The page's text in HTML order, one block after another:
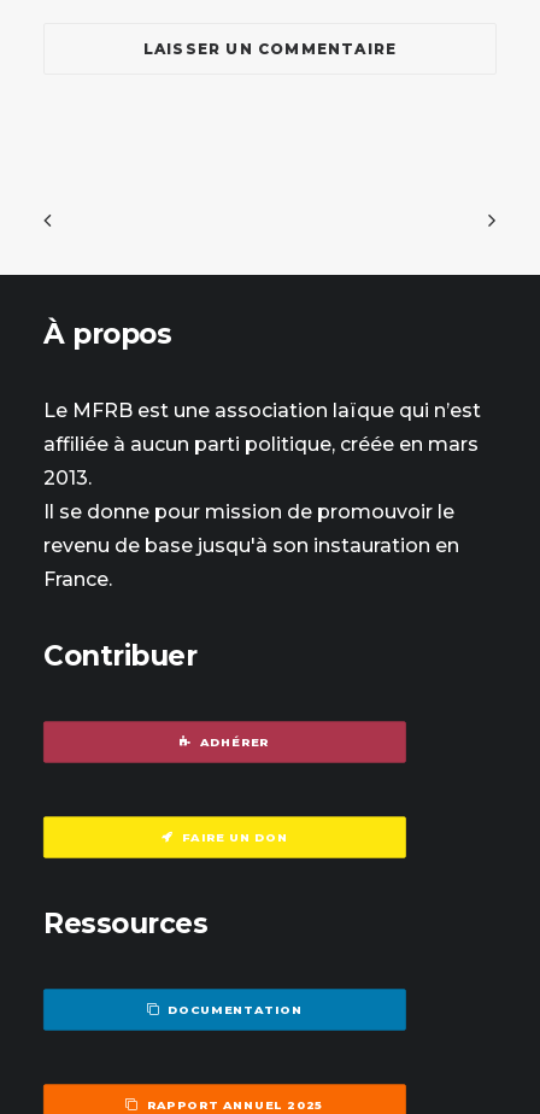
À propos
Le MFRB est une association laïque qui n’est
affiliée à aucun parti politique, créée en mars
2013.
Il se donne pour mission de promouvoir le
revenu de base jusqu'à son instauration en
France.
Contribuer
ADHÉRER
FAIRE UN DON
Ressources
DOCUMENTATION
RAPPORT ANNUEL 2025